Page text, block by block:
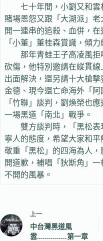
七十年間，小劉又和雲
賭場恩怨又跟「大湖派」
開一連串的追殺、血併，
「小董」董桂森賞識，傾力
那年青蛙王子高凌風拒
砍傷，他特別邀請在縱貫線
出面解決，還另請十大槍
金德、現今還亡命海外「
「竹聯」談判，劉煥榮也
一場黑道「南北」戰爭。
雙方談判時，「黑松表
寧人的態度，希望大家和
敬重「黑松」的四海為人
開道歉，補唱「狄斯角」
不開的風暴。
上一
中台灣黑道風
雲...............第一章